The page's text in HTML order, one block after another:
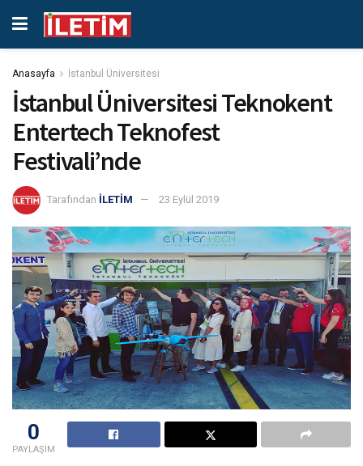
Anasayfa İstanbul Üniversitesi
İstanbul Üniversitesi Teknokent
Entertech Teknofest
Festivali’nde
Tarafından İLETİM 23 Eylül 2019
0
PAYLAŞIM